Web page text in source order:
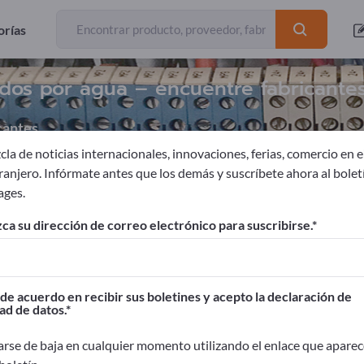
por agua – encuentre
comerciales >> Empiece aquí
en Exportpages.
publicar aquí
de noticias internacionales, innovaciones, ferias, comercio en
Infórmate antes que los demás y suscríbete ahora al
su dirección de correo electrónico para suscribirse.
acuerdo en recibir sus boletines y acepto la declaración de
de datos.
de baja en cualquier momento utilizando el enlace que